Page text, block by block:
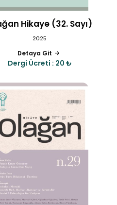
Hikaye (32. Sayı)
2025
Detaya Git
Dergi Ücreti : 20 ₺